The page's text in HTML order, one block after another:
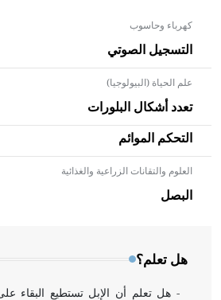
كهرباء وحاسوب
التسجيل الصوتي
علم الحياة (البيولوجيا)
تعدد أشكال البلورات
التحكم الموائم
العلوم والتقانات الزراعية والغذائية
البصل
هل تعلم؟
- هل تعلم أن الأبلق نوع من الفنون
بالعمارة الإسلامية في بلاد الشام
المعمار على بناء مداميكه وخاصة في
- هل تعلم أن الإبل تستطيع البقاء